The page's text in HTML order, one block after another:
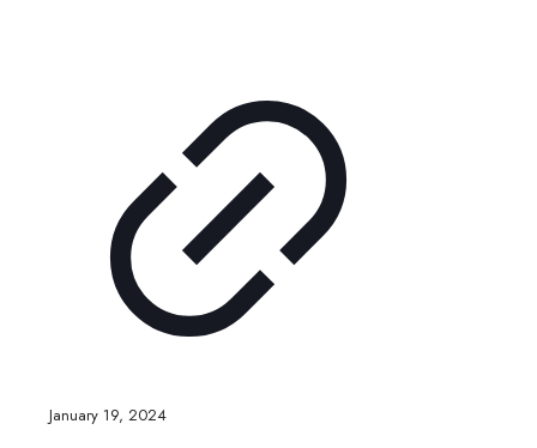
January 19, 2024